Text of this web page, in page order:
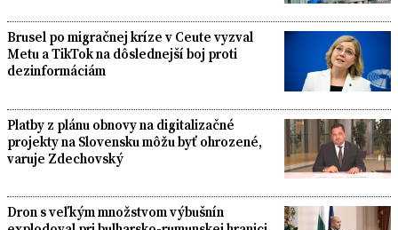
Brusel po migračnej kríze v Ceute vyzval
Metu a TikTok na dôslednejší boj proti
dezinformáciám
Platby z plánu obnovy na digitalizačné
projekty na Slovensku môžu byť ohrozené,
varuje Zdechovský
Dron s veľkým množstvom výbušnín